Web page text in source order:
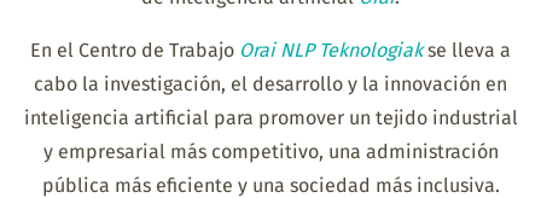
En el Centro de Trabajo Orai NLP Teknologiakse lleva a
cabo la investigación, el desarrollo y la innovación en
inteligencia artificial para promover un tejido industrial
y empresarial más competitivo, una administración
pública más eficiente y una sociedad más inclusiva.